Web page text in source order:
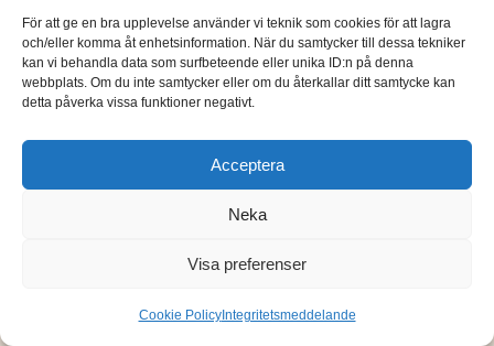
För att ge en bra upplevelse använder vi teknik som cookies för att lagra
och/eller komma åt enhetsinformation. När du samtycker till dessa tekniker
kan vi behandla data som surfbeteende eller unika ID:n på denna
webbplats. Om du inte samtycker eller om du återkallar ditt samtycke kan
detta påverka vissa funktioner negativt.
Acceptera
Neka
Visa preferenser
Cookie PolicyIntegritetsmeddelande
Vårt verksamhetsutrymme HÖRNAN ligger i Sibbo.
Torpvägen 9 B 13,
01150 Söderkulla
Beställnings- och leveransvillkor
Sekretesspolicy
(på finska)